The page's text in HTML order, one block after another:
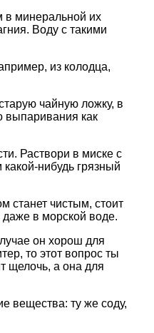
в минеральной их
Воду с такими
из колодца,
чайную ложку, в
выпаривания как
Раствори в миске с
нибудь грязный
станет чистым, стоит
даже в морской воде.
он хорош для
то этот вопрос ты
щелочь, а она для
вещества: ту же соду,